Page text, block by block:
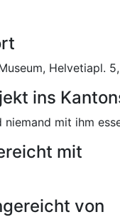
Helvetiapl.
ins
mit ihm
mit
von